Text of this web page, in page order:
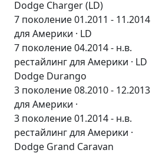
Dodge Charger (LD)
7 поколение 01.2011 - 11.2014
для Америки · LD
7 поколение 04.2014 - н.в.
рестайлинг для Америки · LD
Dodge Durango
3 поколение 08.2010 - 12.2013
для Америки ·
3 поколение 01.2014 - н.в.
рестайлинг для Америки ·
Dodge Grand Caravan